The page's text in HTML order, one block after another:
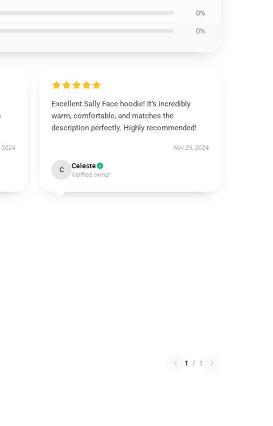
0%
0%
2024
Excellent Sally Face hoodie! It’s incredibly
warm, comfortable, and matches the
description perfectly. Highly recommended!
Nov 29, 2024
C Celeste
Verified owner
1 / 1